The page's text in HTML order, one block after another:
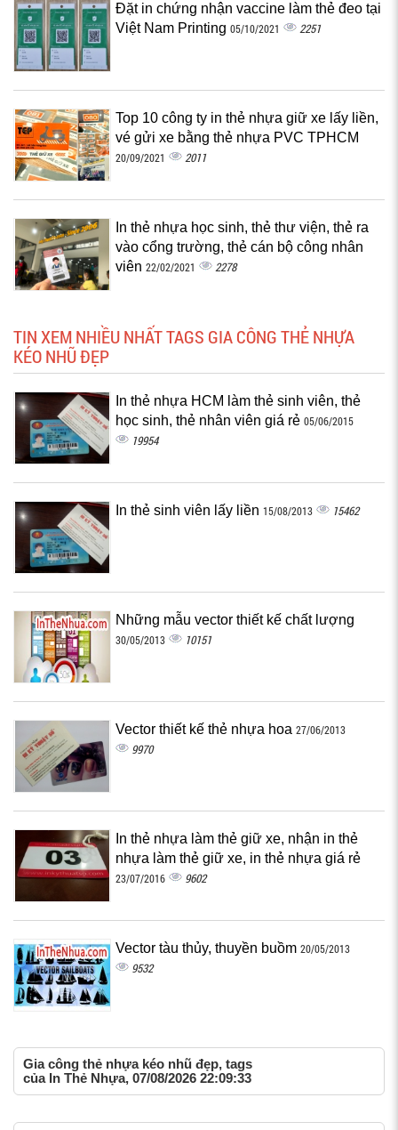
Đặt in chứng nhận vaccine làm thẻ đeo tại
Việt Nam Printing 05/10/2021 2251
Top 10 công ty in thẻ nhựa giữ xe lấy liền,
vé gửi xe bằng thẻ nhựa PVC TPHCM
20/09/2021 2011
In thẻ nhựa học sinh, thẻ thư viện, thẻ ra
vào cổng trường, thẻ cán bộ công nhân
viên 22/02/2021 2278
TIN XEM NHIỀU NHẤT TAGS GIA CÔNG THẺ NHỰA
KÉO NHŨ ĐẸP
In thẻ nhựa HCM làm thẻ sinh viên, thẻ
học sinh, thẻ nhân viên giá rẻ 05/06/2015
19954
In thẻ sinh viên lấy liền 15/08/2013 15462
Những mẫu vector thiết kế chất lượng
30/05/2013 10151
Vector thiết kế thẻ nhựa hoa 27/06/2013
9970
In thẻ nhựa làm thẻ giữ xe, nhận in thẻ
nhựa làm thẻ giữ xe, in thẻ nhựa giá rẻ
23/07/2016 9602
Vector tàu thủy, thuyền buồm 20/05/2013
9532
Gia công thẻ nhựa kéo nhũ đẹp, tags
của In Thẻ Nhựa, 07/08/2026 22:09:33